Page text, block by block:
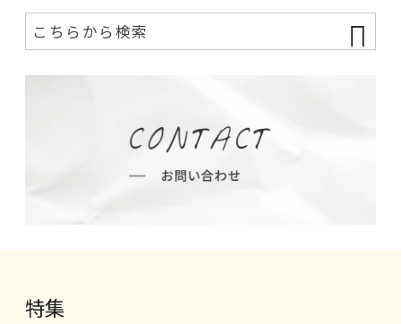
特集